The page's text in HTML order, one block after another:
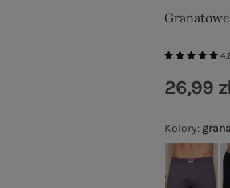
Kolory:
26,99